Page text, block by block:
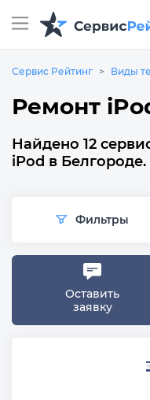
Сервис Рейтинг Виды
Ремонт
Найдено 12
iPod в Белгороде.
Фильтры
Оставить
заявку